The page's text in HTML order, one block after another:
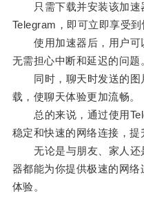
只需下载并安装该加速
Telegram，即可立即享受到
使用加速器后，用户可
无需担心中断和延迟的问题
同时，聊天时发送的图
载，使聊天体验更加流畅。
总的来说，通过使用
稳定和快速的网络连接，提
无论是与朋友、家人还
器都能为你提供极速的网
体验。